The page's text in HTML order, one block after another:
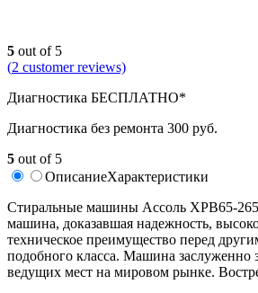
5 out of 5
(2 customer reviews)
Диагностика БЕСПЛАТНО*
Диагностика без ремонта 300 руб.
5 out of 5
ОписаниеХарактеристики
Стиральные машины Ассоль XPB65-
машина, доказавшая надежность,
техническое преимущество перед
подобного класса. Машина заслуженно
ведущих мест на мировом рынке.